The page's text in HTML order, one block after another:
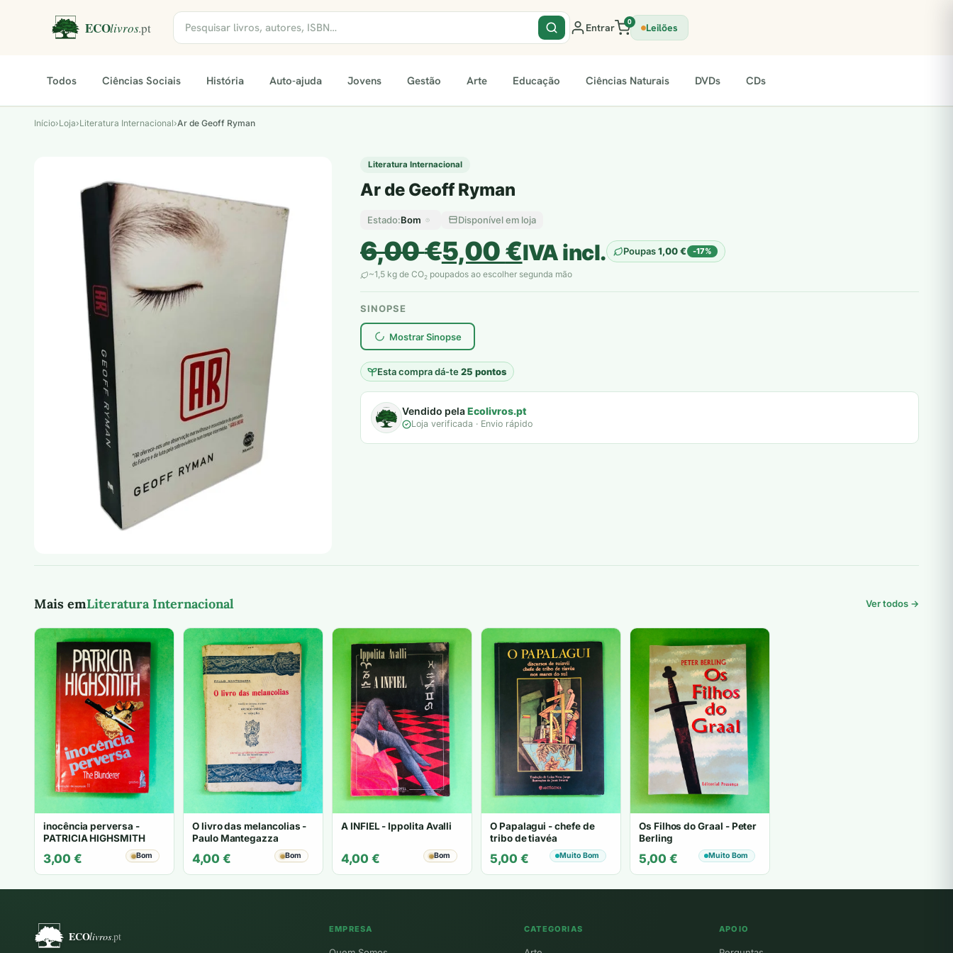
Entrar 0 Leilões
Todos Ciências Sociais História Auto-ajuda Jovens Gestão Arte Educação Ciências Naturais DVDs CDs
Início›Loja›Literatura Internacional›Ar de Geoff Ryman
Literatura Internacional
Ar de Geoff Ryman
Estado:Bom Disponível em loja
6,00€
O
preço
original
era:
6,00 €.
5,00€
O
preço
atual
é:
5,00 €.
IVA incl. Poupas1,00€ -17%
~1,5 kg de CO2 poupados ao escolher segunda mão
SINOPSE
Mostrar Sinopse
Esta compra dá-te25 pontos
plantar árvores reais
Vendido pelaEcolivros.pt
Loja verificada · Envio rápido
Mais emLiteratura Internacional Ver todos →
inocência perversa -
PATRICIA HIGHSMITH
3,00 € Bom
O livro das melancolias -
Paulo Mantegazza
4,00 € Bom
A INFIEL - Ippolita Avalli
4,00 € Bom
O Papalagui - chefe de
tribo de tiavéa
5,00 € Muito Bom
Os Filhos do Graal - Peter
Berling
5,00 € Muito Bom
EMPRESA CATEGORIAS APOIO